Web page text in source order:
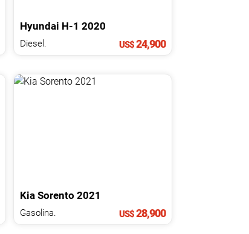
Hyundai H-1 2020
Diesel. US$24,900
Kia Sorento 2021
Gasolina. US$28,900